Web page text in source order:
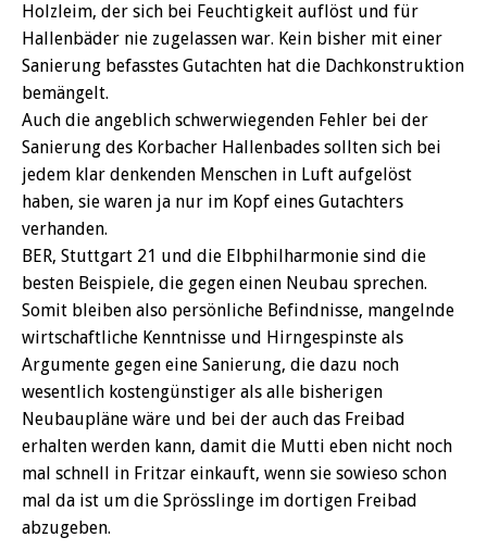
Holzleim, der sich bei Feuchtigkeit auflöst und für
Hallenbäder nie zugelassen war. Kein bisher mit einer
Sanierung befasstes Gutachten hat die Dachkonstruktion
bemängelt.
Auch die angeblich schwerwiegenden Fehler bei der
Sanierung des Korbacher Hallenbades sollten sich bei
jedem klar denkenden Menschen in Luft aufgelöst
haben, sie waren ja nur im Kopf eines Gutachters
verhanden.
BER, Stuttgart 21 und die Elbphilharmonie sind die
besten Beispiele, die gegen einen Neubau sprechen.
Somit bleiben also persönliche Befindnisse, mangelnde
wirtschaftliche Kenntnisse und Hirngespinste als
Argumente gegen eine Sanierung, die dazu noch
wesentlich kostengünstiger als alle bisherigen
Neubaupläne wäre und bei der auch das Freibad
erhalten werden kann, damit die Mutti eben nicht noch
mal schnell in Fritzar einkauft, wenn sie sowieso schon
mal da ist um die Sprösslinge im dortigen Freibad
abzugeben.